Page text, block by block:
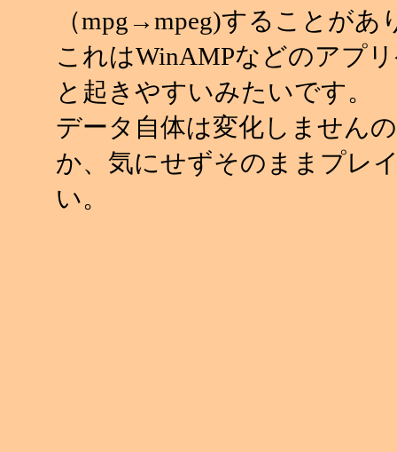
（mpg→mpeg)することがあ
これはWinAMPなどのアプ
と起きやすいみたいです。
データ自体は変化しません
か、気にせずそのままプレ
い。